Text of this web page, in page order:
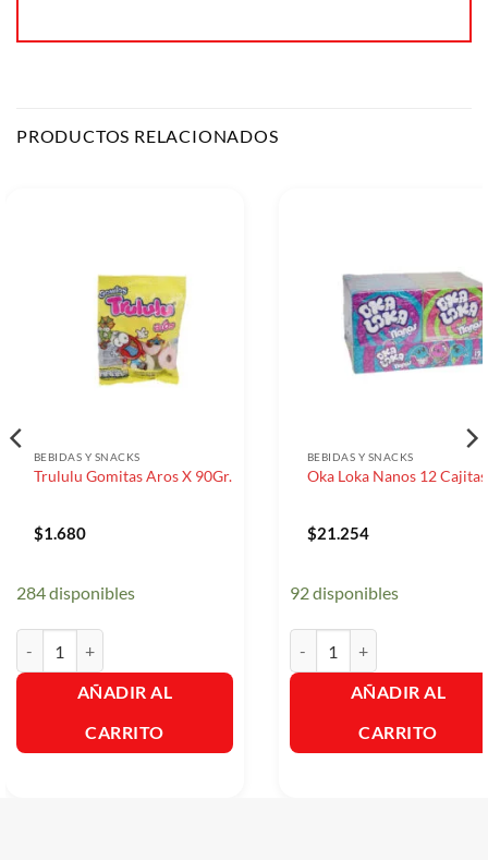
PRODUCTOS RELACIONADOS
BEBIDAS Y SNACKS
Trululu Gomitas Aros X 90Gr.
$1.680
284 disponibles
AÑADIR AL
CARRITO
BEBIDAS Y SNACKS
Oka Loka Nanos 12
$21.254
92 disponibles
AÑADIR AL
CARRITO